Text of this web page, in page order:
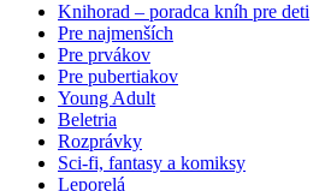
Knihorad – poradca kníh pre deti
Pre najmenších
Pre prvákov
Pre pubertiakov
Young Adult
Beletria
Rozprávky
Sci-fi, fantasy a komiksy
Leporelá